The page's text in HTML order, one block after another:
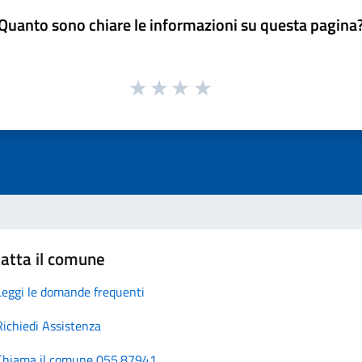
sono chiare le informazioni su questa
il comune
le domande frequenti
Assistenza